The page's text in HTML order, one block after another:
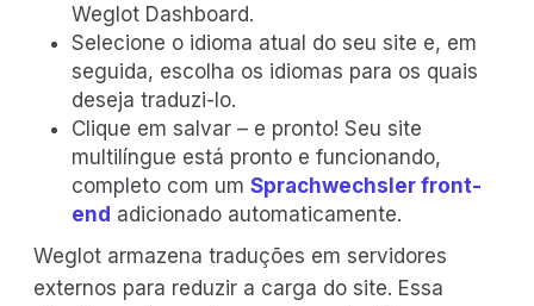
Weglot Dashboard.
Selecione o idioma atual do seu site e, em
seguida, escolha os idiomas para os quais
deseja traduzi-lo.
Clique em salvar – e pronto! Seu site
multilíngue está pronto e funcionando,
completo com um Sprachwechsler front-
end adicionado automaticamente.
Weglot armazena traduções em servidores
externos para reduzir a carga do site. Essa